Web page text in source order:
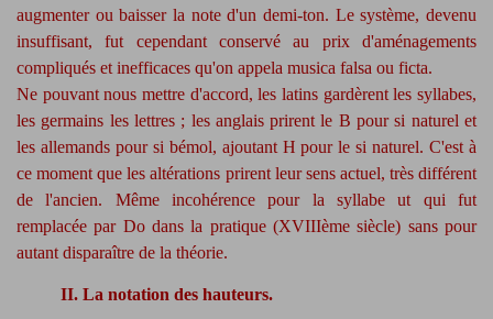
augmenter ou baisser la note d'un demi-ton. Le système, devenu
insuffisant, fut cependant conservé au prix d'aménagements
compliqués et inefficaces qu'on appela musica falsa ou ficta.
Ne pouvant nous mettre d'accord, les latins gardèrent les syllabes,
les germains les lettres ; les anglais prirent le B pour si naturel et
les allemands pour si bémol, ajoutant H pour le si naturel. C'est à
ce moment que les altérations prirent leur sens actuel, très différent
de l'ancien. Même incohérence pour la syllabe ut qui fut
remplacée par Do dans la pratique (XVIIIème siècle) sans pour
autant disparaître de la théorie.
II. La notation des hauteurs.